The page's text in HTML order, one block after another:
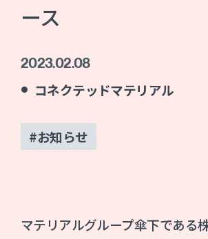
ース
2023.02.08
コネクテッドマテリアル
#お知らせ
マテリアルグループ傘下である